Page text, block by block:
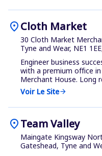
location_onCloth Market
30 Cloth Market
Tyne and Wear, NE1
Engineer business
with a premium office
Merchant House. Long
Voir Le Sitearrow_forward
location_onTeam Valley
Maingate Kingsway
Gateshead, Tyne and